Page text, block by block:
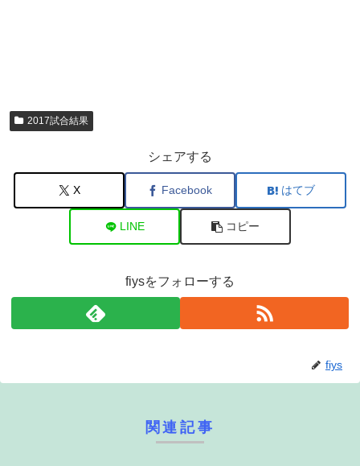
2017試合結果
シェアする
X Facebook はてブ
LINE コピー
fiysをフォローする
fiys
関連記事